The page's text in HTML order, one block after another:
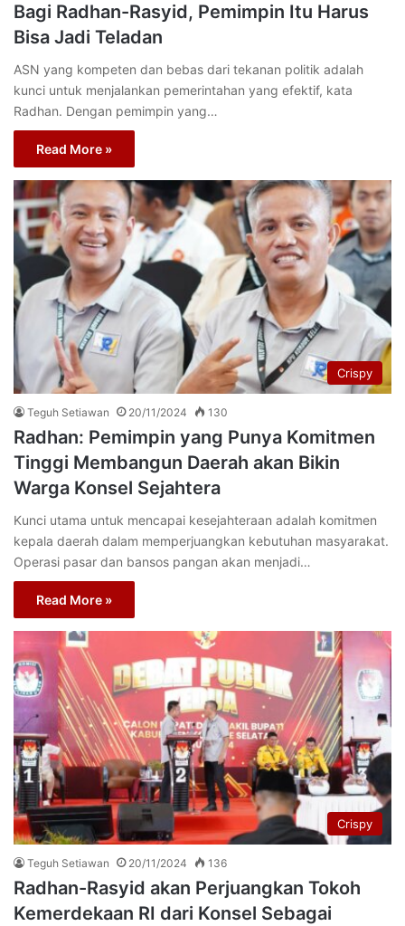
Bagi Radhan-Rasyid, Pemimpin Itu Harus
Bisa Jadi Teladan
ASN yang kompeten dan bebas dari tekanan politik adalah
kunci untuk menjalankan pemerintahan yang efektif, kata
Radhan. Dengan pemimpin yang…
Read More »
Crispy
Teguh Setiawan 20/11/2024 130
Radhan: Pemimpin yang Punya Komitmen
Tinggi Membangun Daerah akan Bikin
Warga Konsel Sejahtera
Kunci utama untuk mencapai kesejahteraan adalah komitmen
kepala daerah dalam memperjuangkan kebutuhan masyarakat.
Operasi pasar dan bansos pangan akan menjadi…
Read More »
Crispy
Teguh Setiawan 20/11/2024 136
Radhan-Rasyid akan Perjuangkan Tokoh
Kemerdekaan RI dari Konsel Sebagai